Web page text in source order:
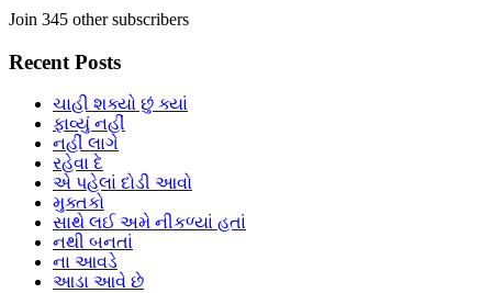
Join 345 other subscribers
Recent Posts
ચાહી શક્યો છું ક્યાં
ફાવ્યું નહીં
નહીં લાગે
રહેવા દે
એ પહેલાં દોડી આવો
મુક્તકો
સાથે લઈ અમે નીકળ્યાં હતાં
નથી બનતાં
ના આવડે
આડા આવે છે